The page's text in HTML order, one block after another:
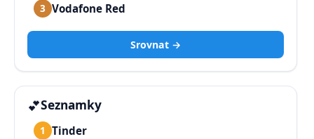
3 Vodafone Red
Srovnat →
💕Seznamky
1 Tinder